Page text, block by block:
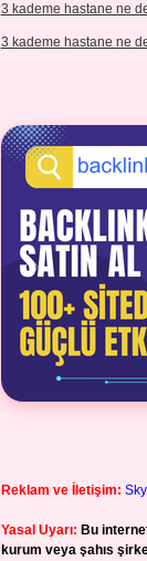
3 kademe hastane ne
3 kademe hastane ne
Reklam ve İletişim:
Yasal Uyarı: Bu
kurum veya şahıs